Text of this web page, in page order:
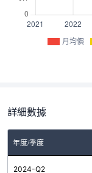
月均價
詳細數據
年度/季度
2024-Q2